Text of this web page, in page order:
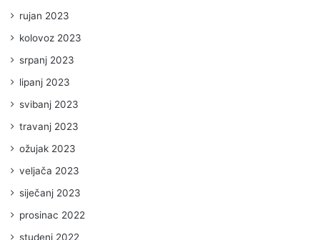
rujan 2023
kolovoz 2023
srpanj 2023
lipanj 2023
svibanj 2023
travanj 2023
ožujak 2023
veljača 2023
siječanj 2023
prosinac 2022
studeni 2022